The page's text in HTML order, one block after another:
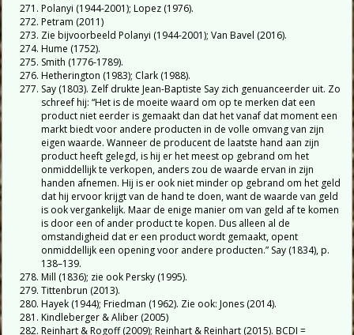
Polanyi (1944-2001); Lopez (1976).
Petram (2011)
Zie bijvoorbeeld Polanyi (1944-2001); Van Bavel (2016).
Hume (1752).
Smith (1776-1789).
Hetherington (1983); Clark (1988).
Say (1803). Zelf drukte Jean-Baptiste Say zich genuanceerder uit. Zo
schreef hij: “Het is de moeite waard om op te merken dat een
product niet eerder is gemaakt dan dat het vanaf dat moment een
markt biedt voor andere producten in de volle omvang van zijn
eigen waarde. Wanneer de producent de laatste hand aan zijn
product heeft gelegd, is hij er het meest op gebrand om het
onmiddellijk te verkopen, anders zou de waarde ervan in zijn
handen afnemen. Hij is er ook niet minder op gebrand om het geld
dat hij ervoor krijgt van de hand te doen, want de waarde van geld
is ook vergankelijk. Maar de enige manier om van geld af te komen
is door een of ander product te kopen. Dus alleen al de
omstandigheid dat er een product wordt gemaakt, opent
onmiddellijk een opening voor andere producten.” Say (1834), p.
138–139.
Mill (1836); zie ook Persky (1995).
Tittenbrun (2013).
Hayek (1944); Friedman (1962). Zie ook: Jones (2014).
Kindleberger & Aliber (2005)
Reinhart & Rogoff (2009); Reinhart & Reinhart (2015). BCDI =